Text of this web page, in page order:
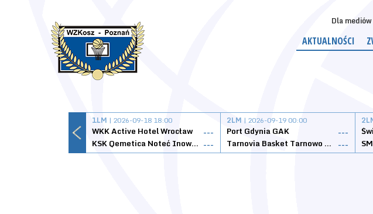
Dla mediów
AKTUALNOŚCI
1LM | 2026-09-18 18:00
WKK Active Hotel Wrocław
---
KSK Qemetica Noteć Inowrocław ---
2LM | 2026-09-19 00:00
Port Gdynia GAK
---
Tarnovia Basket Tarnowo Podgórne ---